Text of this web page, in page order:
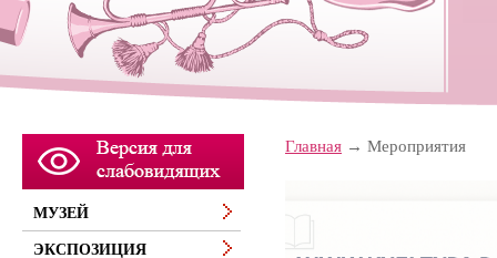
Главная Мероприятия
МУЗЕЙ
ЭКСПОЗИЦИЯ